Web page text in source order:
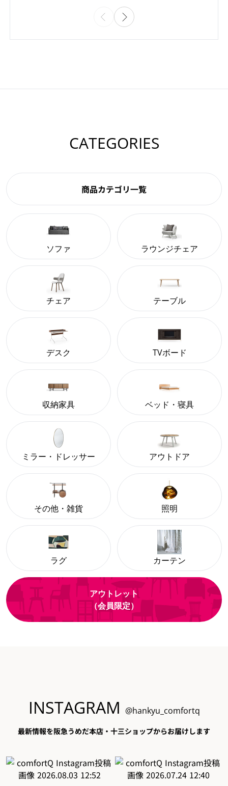
CATEGORIES
商品カテゴリ一覧
ソファ ラウンジチェア
チェア テーブル
デスク TVボード
収納家具 ベッド・寝具
ミラー・ドレッサー アウトドア
その他・雑貨 照明
ラグ カーテン
アウトレット
（会員限定）
INSTAGRAM @hankyu_comfortq
最新情報を阪急うめだ本店・十三ショップからお届けします